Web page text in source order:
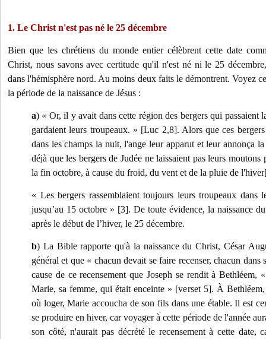
1. Le Christ n'est pas né le 25 décembre
Bien que les chrétiens du monde entier célèbrent cette date
Christ, nous savons avec certitude qu'il n'est né ni le 25
dans l'hémisphère nord. Au moins deux faits le démontrent. Voyez
la période de la naissance de Jésus :
a) « Or, il y avait dans cette région des bergers qui passaient
gardaient leurs troupeaux. » [Luc 2,8]. Alors que ces
dans les champs la nuit, l'ange leur apparut et leur annonça
déjà que les bergers de Judée ne laissaient pas leurs moutons
la fin octobre, à cause du froid, du vent et de la pluie de
« Les bergers rassemblaient toujours leurs troupeaux dans
jusqu’au 15 octobre » [3]. De toute évidence, la naissance
après le début de l’hiver, le 25 décembre.
b) La Bible rapporte qu'à la naissance du Christ, César
général et que « chacun devait se faire recenser, chacun
cause de ce recensement que Joseph se rendit à Bethléem,
Marie, sa femme, qui était enceinte » [verset 5]. À
où loger, Marie accoucha de son fils dans une étable. Il est
se produire en hiver, car voyager à cette période de l'année
son côté, n'aurait pas décrété le recensement à cette date,